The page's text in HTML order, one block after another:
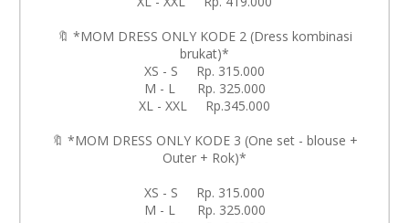
🔖 *MOM DRESS ONLY KODE 2 (Dress kombinasi
brukat)*
XS - S Rp. 315.000
M - L Rp. 325.000
XL - XXL Rp.345.000
🔖 *MOM DRESS ONLY KODE 3 (One set - blouse +
Outer + Rok)*
XS - S Rp. 315.000
M - L Rp. 325.000